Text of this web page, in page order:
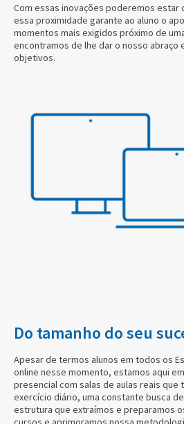
Com essas inovações poderemos estar
essa proximidade garante ao aluno o
momentos mais exigidos próximo de
encontramos de lhe dar o nosso abraço
objetivos.
Do tamanho do seu
Apesar de termos alunos em todos os
online nesse momento, estamos aqui
presencial com salas de aulas reais
exercício diário, uma constante busca
estrutura que extraímos e preparamos